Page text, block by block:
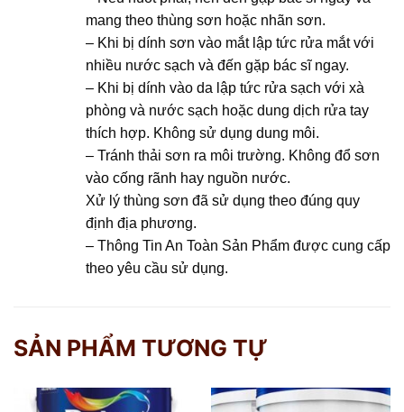
mang theo thùng sơn hoặc nhãn sơn.
– Khi bị dính sơn vào mắt lập tức rửa mắt với
nhiều nước sạch và đến gặp bác sĩ ngay.
– Khi bị dính vào da lập tức rửa sạch với xà
phòng và nước sạch hoặc dung dịch rửa tay
thích hợp. Không sử dụng dung môi.
– Tránh thải sơn ra môi trường. Không đổ sơn
vào cống rãnh hay nguồn nước.
Xử lý thùng sơn đã sử dụng theo đúng quy
định địa phương.
– Thông Tin An Toàn Sản Phẩm được cung cấp
theo yêu cầu sử dụng.
SẢN PHẨM TƯƠNG TỰ